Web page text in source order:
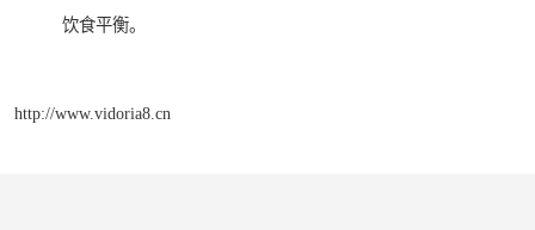
饮食平衡。
http://www.vidoria8.cn